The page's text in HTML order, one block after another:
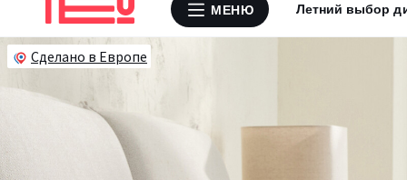
Меню
МЕНЮ Летний выбор
Сделано в Европе